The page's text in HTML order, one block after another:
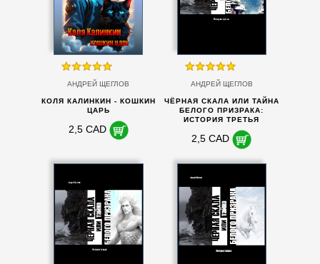
АНДРЕЙ ЩЕГЛОВ
КОЛЯ КАЛИНКИН - КОШКИН
ЦАРЬ
2,5 CAD
АНДРЕЙ ЩЕГЛОВ
ЧЁРНАЯ СКАЛА ИЛИ ТАЙНА
БЕЛОГО ПРИЗРАКА:
ИСТОРИЯ ТРЕТЬЯ
2,5 CAD